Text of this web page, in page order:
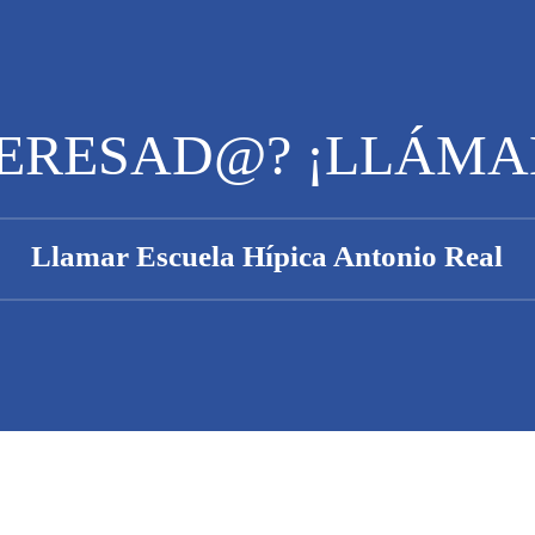
Llamar Escuela Hípica Antonio Real